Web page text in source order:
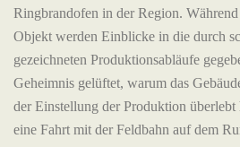
Ringbrandofen in der Region.
Objekt werden Einblicke in die durch
gezeichneten Produktionsabläufe
Geheimnis gelüftet, warum das
der Einstellung der Produktion
eine Fahrt mit der Feldbahn auf dem